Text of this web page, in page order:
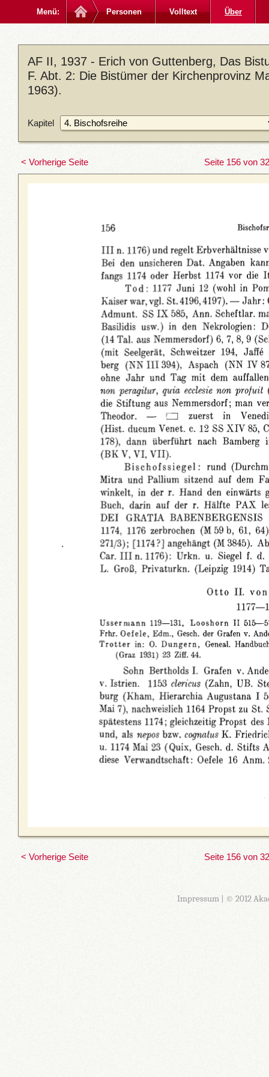
Menü: Personen Volltext Über
AF II, 1937 - Erich von Guttenberg, Das
F. Abt. 2: Die Bistümer der Kirchenprovinz
1963).
Kapitel
< Vorherige Seite Seite 156 von
< Vorherige Seite Seite 156 von
Impressum| © 2012